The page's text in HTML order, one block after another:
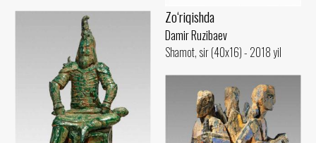
Zo‘riqishda
Damir Ruzibaev
Shamot, sir (40x16) - 2018 yil